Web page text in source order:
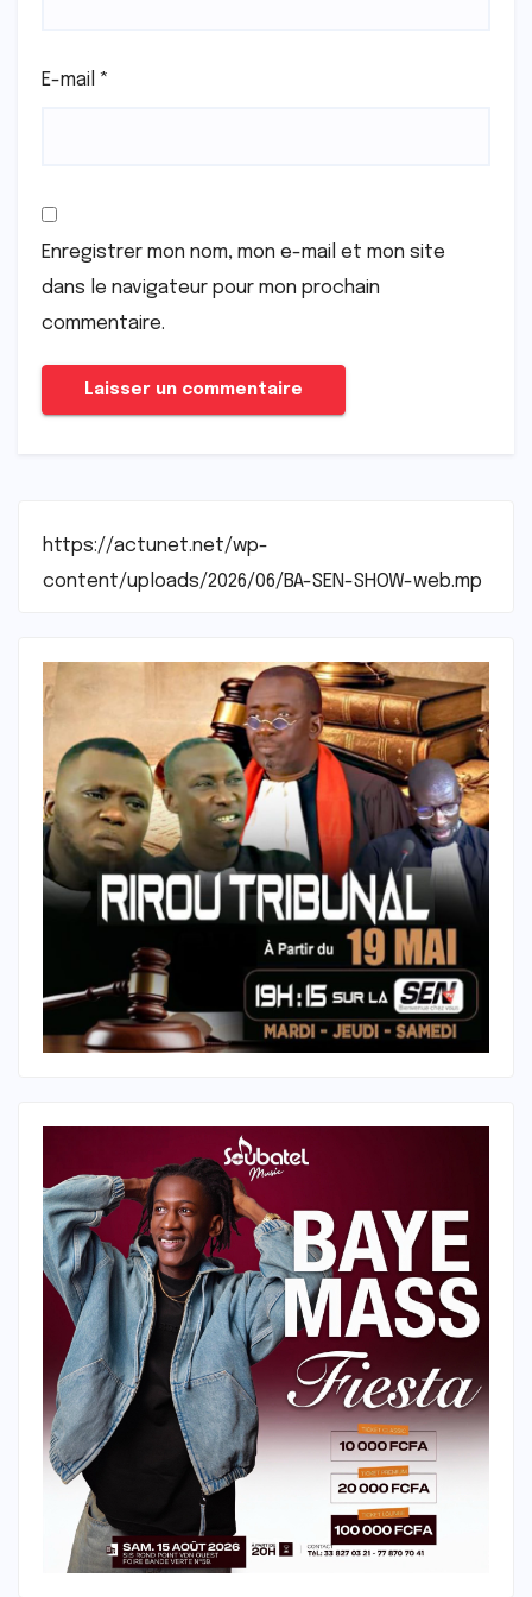
E-mail *
Enregistrer mon nom, mon e-mail et mon site
dans le navigateur pour mon prochain
commentaire.
https://actunet.net/wp-
content/uploads/2026/06/BA-SEN-SHOW-web.mp